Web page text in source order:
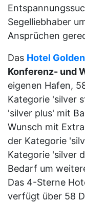
Segelliebhaber
Ansprüchen
Das Hotel
Konferenz- und
eigenen Hafen,
Kategorie 'silver
'silver plus' mit
Wunsch mit
der Kategorie
Kategorie 'silver
Bedarf um
Das 4-Sterne
verfügt über 58